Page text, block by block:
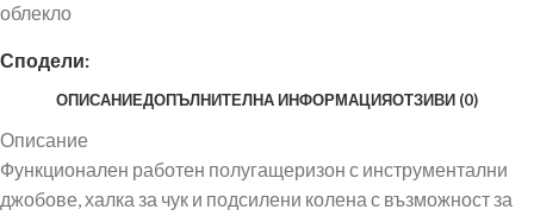
облекло
Сподели:
ОПИСАНИЕДОПЪЛНИТЕЛНА ИНФОРМАЦИЯОТЗИВИ (0)
Описание
Функционален работен полугащеризон с инструментални
джобове, халка за чук и подсилени колена с възможност за